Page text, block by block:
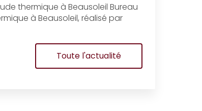
thermique à Beausoleil Bureau
à Beausoleil, réalisé par
Toute l'actualité